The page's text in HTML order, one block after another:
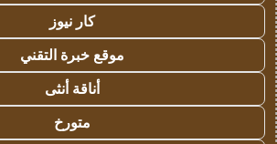
كار نيوز
موقع خبرة التقني
أناقة أنثى
متورخ